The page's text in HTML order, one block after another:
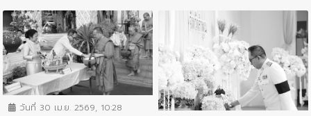
ข่าวกิจกรรมสำคัญจังหวัด
วันที่ 30 เม.ย. 2569, 10:28
ข่าวกิจกรรมสำคัญจังหวัด